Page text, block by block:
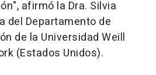
afirmó la Dra. Silvia
del Departamento de
de la Universidad Weill
(Estados Unidos).